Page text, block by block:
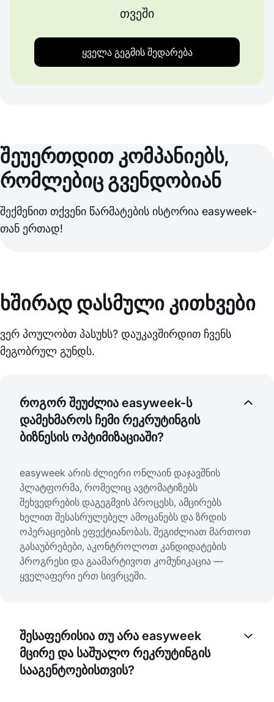
თვეში
ყველა გეგმის შედარება
შეუერთდით კომპანიებს,
რომლებიც გვენდობიან
შექმენით თქვენი წარმატების ისტორია easyweek-
თან ერთად!
ხშირად დასმული კითხვები
ვერ პოულობთ პასუხს? დაუკავშირდით ჩვენს
მეგობრულ გუნდს.
როგორ შეუძლია easyweek-ს
დამეხმაროს ჩემი რეკრუტინგის
ბიზნესის ოპტიმიზაციაში?
easyweek არის ძლიერი ონლაინ დაჯავშნის
პლატფორმა, რომელიც ავტომატიზებს
შეხვედრების დაგეგმვის პროცესს, ამცირებს
ხელით შესასრულებელ ამოცანებს და ზრდის
ოპერაციების ეფექტიანობას. შეგიძლიათ მართოთ
გასაუბრებები, აკონტროლოთ კანდიდატების
პროგრესი და გაამარტივოთ კომუნიკაცია —
ყველაფერი ერთ სივრცეში.
შესაფერისია თუ არა easyweek
მცირე და საშუალო რეკრუტინგის
სააგენტოებისთვის?